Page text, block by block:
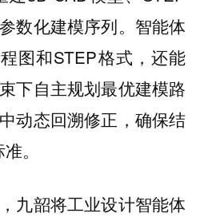
数化建模序列。智能体
图和STEP格式，还能
下自主规划最优建模路
动态回溯修正，确保结
。
九韶将工业设计智能体